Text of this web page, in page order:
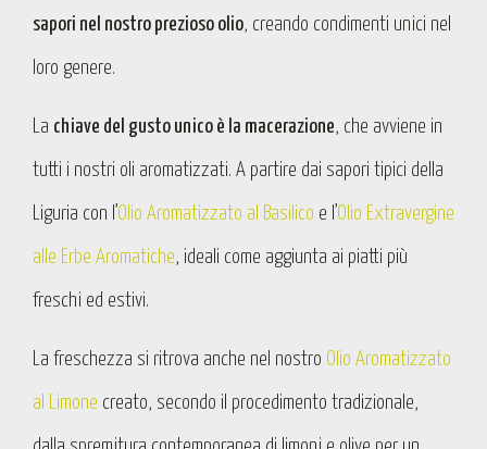
sapori nel nostro prezioso olio, creando condimenti unici nel
loro genere.
La chiave del gusto unico è la macerazione, che avviene in
tutti i nostri oli aromatizzati. A partire dai sapori tipici della
Liguria con l’Olio Aromatizzato al Basilico e l’Olio Extravergine
alle Erbe Aromatiche, ideali come aggiunta ai piatti più
freschi ed estivi.
La freschezza si ritrova anche nel nostro Olio Aromatizzato
al Limone creato, secondo il procedimento tradizionale,